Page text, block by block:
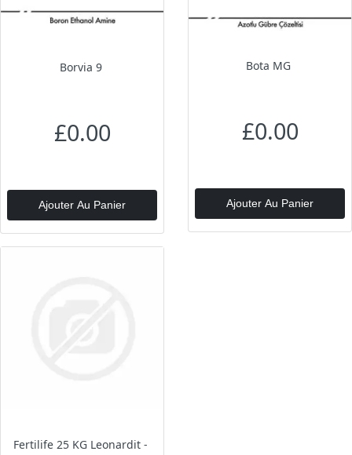
Borvia 9
£0.00
Ajouter Au Panier
Bota MG
£0.00
Ajouter Au Panier
Fertilife 25 KG Leonardit -